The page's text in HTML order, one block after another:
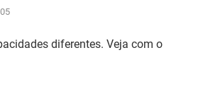
diferentes. Veja com o